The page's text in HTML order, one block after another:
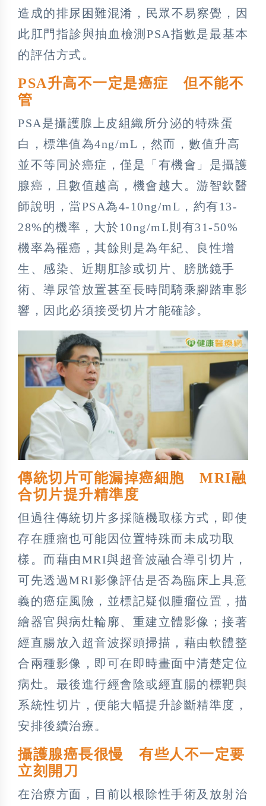
造成的排尿困難混淆，民眾不易察覺，因
此肛門指診與抽血檢測PSA指數是最基本
的評估方式。
PSA升高不一定是癌症 但不能不
管
PSA是攝護腺上皮組織所分泌的特殊蛋
白，標準值為4ng/mL，然而，數值升高
並不等同於癌症，僅是「有機會」是攝護
腺癌，且數值越高，機會越大。游智欽醫
師說明，當PSA為4-10ng/mL，約有13-
28%的機率，大於10ng/mL則有31-50%
機率為罹癌，其餘則是為年紀、良性增
生、感染、近期肛診或切片、膀胱鏡手
術、導尿管放置甚至長時間騎乘腳踏車影
響，因此必須接受切片才能確診。
傳統切片可能漏掉癌細胞 MRI融
合切片提升精準度
但過往傳統切片多採隨機取樣方式，即使
存在腫瘤也可能因位置特殊而未成功取
樣。而藉由MRI與超音波融合導引切片，
可先透過MRI影像評估是否為臨床上具意
義的癌症風險，並標記疑似腫瘤位置，描
繪器官與病灶輪廓、重建立體影像；接著
經直腸放入超音波探頭掃描，藉由軟體整
合兩種影像，即可在即時畫面中清楚定位
病灶。最後進行經會陰或經直腸的標靶與
系統性切片，便能大幅提升診斷精準度，
安排後續治療。
攝護腺癌長很慢 有些人不一定要
立刻開刀
在治療方面，目前以根除性手術及放射治